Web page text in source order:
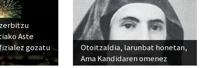
Aste
gozatu
Otoitzaldia, larunbat honetan,
Ama Kandidaren omenez